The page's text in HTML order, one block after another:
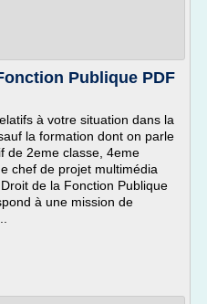
Publique PDF
à votre situation dans la
la formation dont on parle
de 2eme classe, 4eme
chef de projet multimédia
de la Fonction Publique
à une mission de